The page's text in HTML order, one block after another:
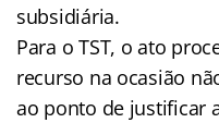
subsidiária.
Para o TST, o ato
recurso na ocasião
ao ponto de justificar